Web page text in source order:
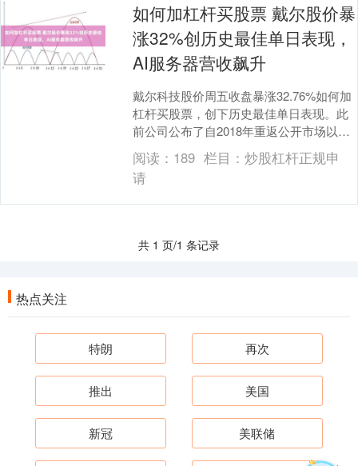
如何加杠杆买股票 戴尔股价暴
涨32%创历史最佳单日表现，
AI服务器营收飙升
戴尔科技股价周五收盘暴涨32.76%如何加
杠杆买股票，创下历史最佳单日表现。此
前公司公布了自2018年重返公开市场以来
任一时期的最快营收增速。 该股以微弱优
势超....
阅读： 189 栏目： 炒股杠杆正规申
请
共 1 页/1 条记录
热点关注
特朗 再次
推出 美国
新冠 美联储